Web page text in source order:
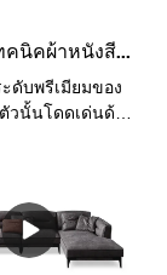
ดับพรีเมียมของ
วนั้นโดดเด่นด้วย
พที่ทนทานกว่าผ้า
โซฟานี้สามารถ
ผลิตโดยโรงงาน